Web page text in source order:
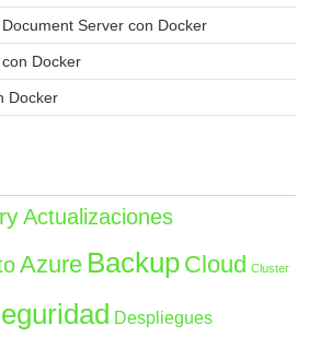
Server con Docker
Docker
Docker
Actualizaciones
Azure Backup Cloud Cluster
Despliegues